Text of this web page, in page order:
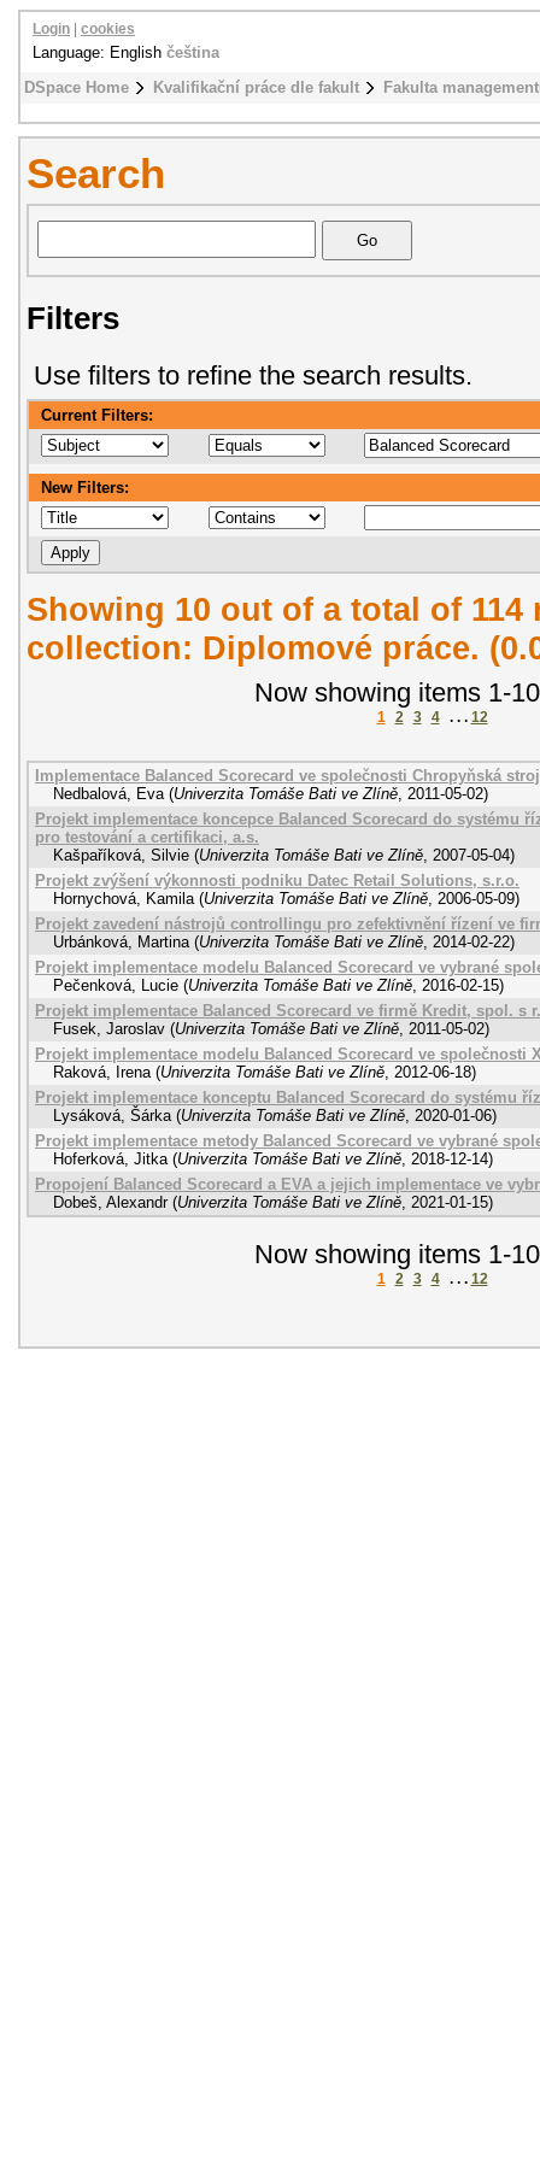
DSpace Home Kvalifikační práce dle fakult Fakulta
Login cookies
Language: English čeština
Search
Filters
Use filters to refine the search results.
Current Filters:
New Filters:
Showing 10 out of a total of 114
collection: Diplomové práce.
Now showing items 1-
1 2 3 4 . . . 12
Implementace Balanced Scorecard ve společnosti Chropyňská
Nedbalová, Eva (Univerzita Tomáše Bati ve Zlíně 2011-05-02)
Projekt implementace koncepce Balanced Scorecard do systému
pro testování a certifikaci, a.s.
Kašpaříková, Silvie (Univerzita Tomáše Bati ve Zlíně 2007-05-04)
Projekt zvýšení výkonnosti podniku Datec Retail Solutions, s.r.o.
Hornychová, Kamila (Univerzita Tomáše Bati ve Zlíně 2006-05-09)
Projekt zavedení nástrojů controllingu pro zefektivnění řízení ve
Urbánková, Martina (Univerzita Tomáše Bati ve Zlíně 2014-02-22)
Projekt implementace modelu Balanced Scorecard ve vybrané
Pečenková, Lucie (Univerzita Tomáše Bati ve Zlíně 2016-02-15)
Projekt implementace Balanced Scorecard ve firmě Kredit, spol. s
Fusek, Jaroslav (Univerzita Tomáše Bati ve Zlíně 2011-05-02)
Projekt implementace modelu Balanced Scorecard ve společnosti
Raková, Irena (Univerzita Tomáše Bati ve Zlíně 2012-06-18)
Projekt implementace konceptu Balanced Scorecard do systému
Lysáková, Šárka (Univerzita Tomáše Bati ve Zlíně 2020-01-06)
Projekt implementace metody Balanced Scorecard ve vybrané
Hoferková, Jitka (Univerzita Tomáše Bati ve Zlíně 2018-12-14)
Propojení Balanced Scorecard a EVA a jejich implementace ve
Dobeš, Alexandr (Univerzita Tomáše Bati ve Zlíně 2021-01-15)
Now showing items 1-
1 2 3 4 . . . 12